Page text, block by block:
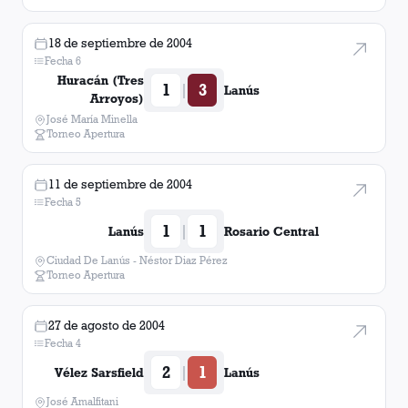
18 de septiembre de 2004
Fecha 6
Huracán (Tres
Arroyos)
1 | 3 Lanús
José María Minella
Torneo Apertura
11 de septiembre de 2004
Fecha 5
Lanús 1 | 1 Rosario Central
Ciudad De Lanús - Néstor Diaz Pérez
Torneo Apertura
27 de agosto de 2004
Fecha 4
Vélez Sarsfield 2 | 1 Lanús
José Amalfitani